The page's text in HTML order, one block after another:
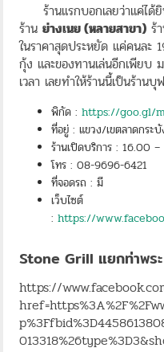
ร้านแรกบอกเลยว่าแค่ได้
ร้านย่างเนย (หลายสาขา) ร้
ในราคาสุดประหยัด แค่คนละ
กุ้ง และของทานเล่นอีกเพียบ
เวลา เลยทำให้ร้านนี้เป็นร้าน
พิกัด :https://goo.gl/
ที่อยู่ : แขวง/เขตลาดกระ
ร้านเปิดบริการ : 16.00
โทร : 08-9696-6421
ที่จอดรถ : มี
เว็บไซต์
:https://
Stone Grill แยกท่าพระ
https://